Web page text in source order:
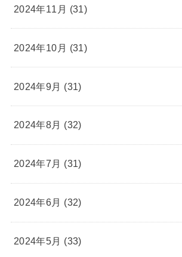
2024年11月 (31)
2024年10月 (31)
2024年9月 (31)
2024年8月 (32)
2024年7月 (31)
2024年6月 (32)
2024年5月 (33)